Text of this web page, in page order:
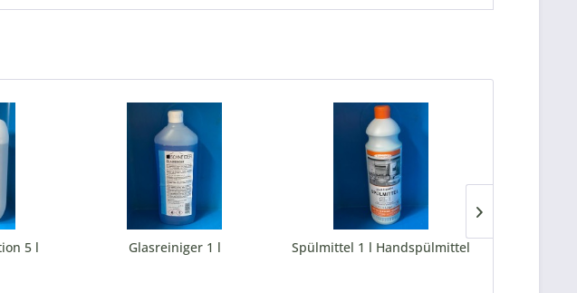
5 l
Glasreiniger 1 l Spülmittel 1 l Handspülmittel